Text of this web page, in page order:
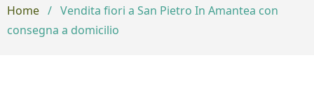
Home / Vendita fiori a San Pietro In Amantea con
consegna a domicilio